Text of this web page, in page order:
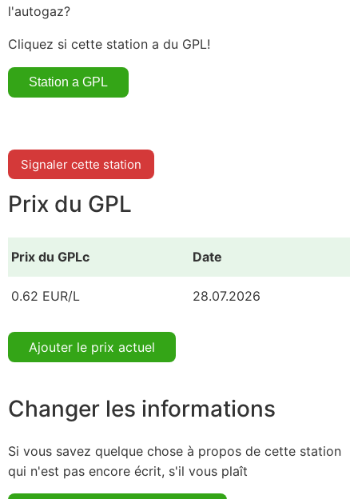
l'autogaz?
Cliquez si cette station a du GPL!
Signaler cette station
Prix du GPL
Prix du GPLc Date
0.62 EUR/L 28.07.2026
Ajouter le prix actuel
Changer les informations
Si vous savez quelque chose à propos de cette station
qui n'est pas encore écrit, s'il vous plaît